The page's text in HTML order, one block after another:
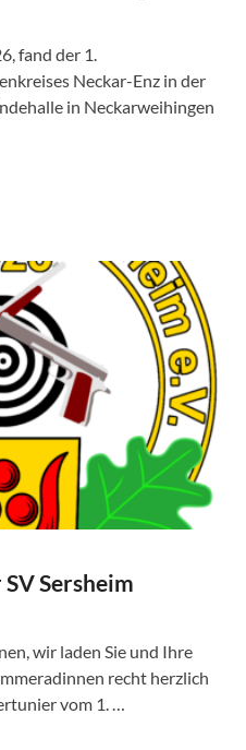
fand der 1.
Neckar-Enz in der
in Neckarweihingen
Sersheim
wir laden Sie und Ihre
recht herzlich
vom 1. …